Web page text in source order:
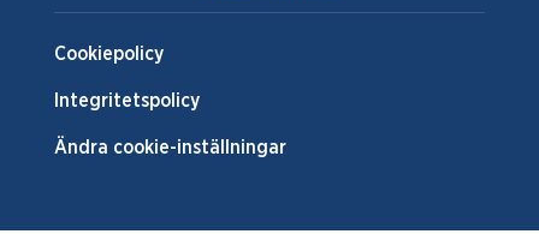
Cookiepolicy
Integritetspolicy
Ändra cookie-inställningar